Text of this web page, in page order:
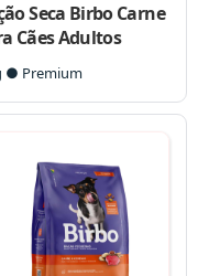
Seca Birbo Carne
Cães Adultos
● Premium